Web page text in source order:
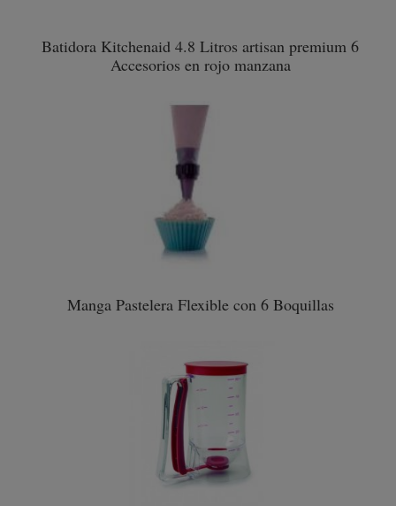
Batidora Kitchenaid 4.8 Litros artisan premium 6
Accesorios en rojo manzana
Manga Pastelera Flexible con 6 Boquillas